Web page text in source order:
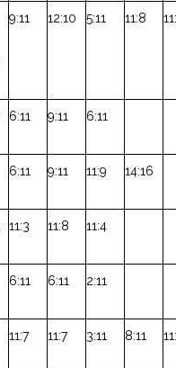
9:11 12:10 5:11 11:8
6:11 9:11 6:11
6:11 9:11 11:9 14:16
11:3 11:8 11:4
6:11 6:11 2:11
11:7 11:7 3:11 8:11